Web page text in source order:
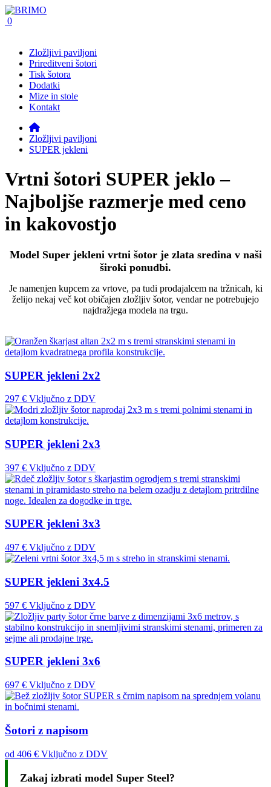
0
Zložljivi paviljoni
Prireditveni šotori
Tisk šotora
Dodatki
Mize in stole
Kontakt
Zložljivi paviljoni
SUPER jekleni
Vrtni šotori SUPER jeklo –
Najboljše razmerje med ceno
in kakovostjo
Model Super jekleni vrtni šotor je zlata sredina v naši
široki ponudbi.
Je namenjen kupcem za vrtove, pa tudi prodajalcem na tržnicah, ki
želijo nekaj več kot običajen zložljiv šotor, vendar ne potrebujejo
najdražjega modela na trgu.
SUPER jekleni 2x2
297 € Vključno z DDV
SUPER jekleni 2x3
397 € Vključno z DDV
SUPER jekleni 3x3
497 € Vključno z DDV
SUPER jekleni 3x4.5
597 € Vključno z DDV
SUPER jekleni 3x6
697 € Vključno z DDV
Šotori z napisom
od 406 € Vključno z DDV
Zakaj izbrati model Super Steel?